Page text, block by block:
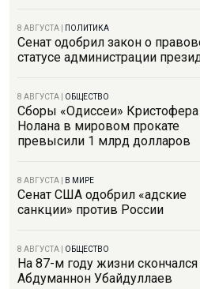
8 АВГУСТА ПОЛИТИКА
Сенат одобрил закон о
статусе администрации
8 АВГУСТА ОБЩЕСТВО
Сборы «Одиссеи» Кристофера
Нолана в мировом прокате
превысили 1 млрд долларов
8 АВГУСТА В МИРЕ
Сенат США одобрил «адские
санкции» против России
8 АВГУСТА ОБЩЕСТВО
На 87-м году жизни скончался
Абдуманнон Убайдуллаев